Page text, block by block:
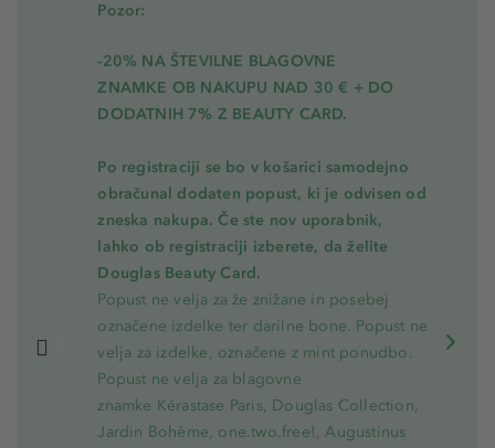
Pozor:
-20% NA ŠTEVILNE BLAGOVNE
ZNAMKE OB NAKUPU NAD 30 € + DO
DODATNIH 7% Z BEAUTY CARD.
Po registraciji se bo v košarici samodejno
obračunal dodaten popust, ki je odvisen od
zneska nakupa. Če ste nov uporabnik,
lahko ob registraciji izberete, da želite
Douglas Beauty Card.
Popust ne velja za že znižane in posebej
označene izdelke ter darilne bone. Popust ne
velja za izdelke, označene z mint ponudbo.
Popust ne velja za blagovne
znamke Kérastase Paris, Douglas Collection,
Jardin Bohème, one.two.free!, Augustinus